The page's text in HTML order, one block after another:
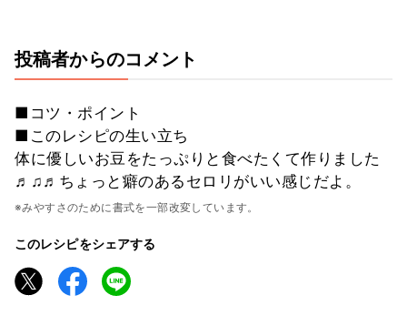
投稿者からのコメント
■コツ・ポイント
■このレシピの生い立ち
体に優しいお豆をたっぷりと食べたくて作りました
♬♫♬ちょっと癖のあるセロリがいい感じだよ。
※みやすさのために書式を一部改変しています。
このレシピをシェアする